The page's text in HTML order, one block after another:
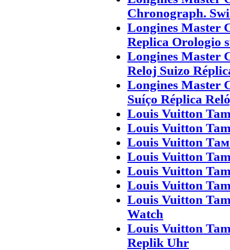
Chronograph.
Longines Master
Replica Orologio
Longines Master
Reloj Suizo
Longines Master
Suíço Réplica
Louis Vuitton
Louis Vuitton
Louis Vuitton
Louis Vuitton
Louis Vuitton
Louis Vuitton
Louis Vuitton
Watch
Louis Vuitton
Replik Uhr